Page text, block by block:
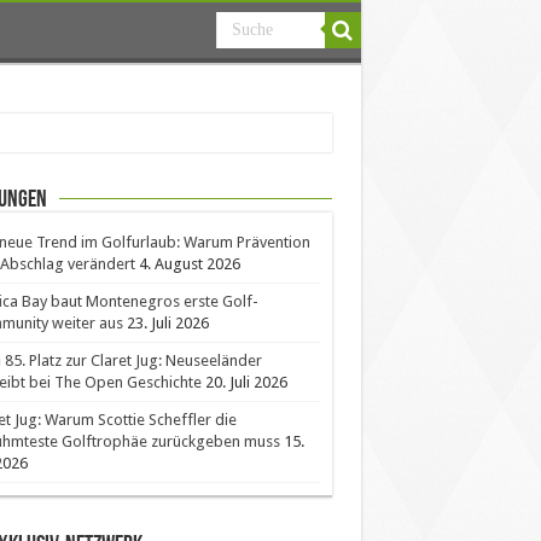
Trend im Golfurlaub: Warum Prävention
verändert 4. August 2026
Bay baut Montenegros erste Golf-
weiter aus 23. Juli 2026
85. Platz zur Claret Jug: Neuseeländer
bei The Open Geschichte 20. Juli 2026
Jug: Warum Scottie Scheffler die
Golftrophäe zurückgeben muss 15.